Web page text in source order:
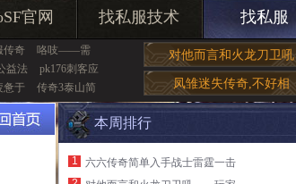
官网 找私服技术 找私服
传奇
咯吱——需
益法
pk176刺客应
惫于 传奇3泰山简
对他而言和火龙刀卫吼
凤雏迷失传奇,不好相
本周排行
1
六六传奇简单入手战士雷霆一击